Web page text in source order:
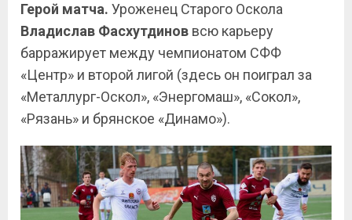
Герой матча. Уроженец Старого Оскола
Владислав Фасхутдинов всю карьеру
барражирует между чемпионатом СФФ
«Центр» и второй лигой (здесь он поиграл за
«Металлург-Оскол», «Энергомаш», «Сокол»,
«Рязань» и брянское «Динамо»).